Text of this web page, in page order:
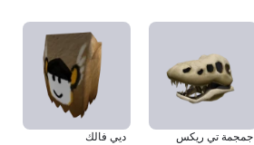
ديي فالك
جمجمة تي ريكس